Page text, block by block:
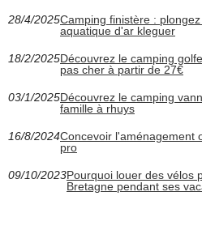
28/4/2025Camping finistère :
aquatique d'ar kleguer
18/2/2025Découvrez le camping
pas cher à partir de 27€
03/1/2025Découvrez le camping
famille à rhuys
16/8/2024Concevoir l'aménagement
pro
09/10/2023Pourquoi louer des vélos
Bretagne pendant ses